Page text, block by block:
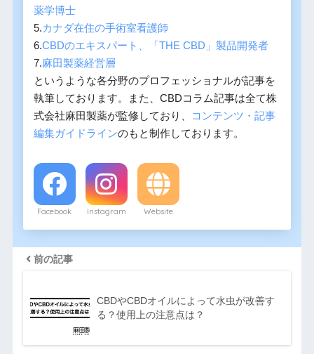
薬学博士
5.カナダ在住の手術室看護師
6.CBDのエキスパート、「THE CBD」製品開発者
7.麻田製薬経営層
というような各分野のプロフェッショナルが記事を
執筆しております。また、CBDコラム記事は全て株
式会社麻田製薬が監修しており、
コンテンツ・記事
編集ガイドラインのもと制作しております。
Facebook Instagram Website
前の記事
CBDやCBDオイルによって水虫が改善す
る？使用上の注意点は？